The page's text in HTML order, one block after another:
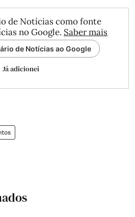
de Notícias como fonte
no Google. Saber mais
de Notícias ao Google
Já adicionei